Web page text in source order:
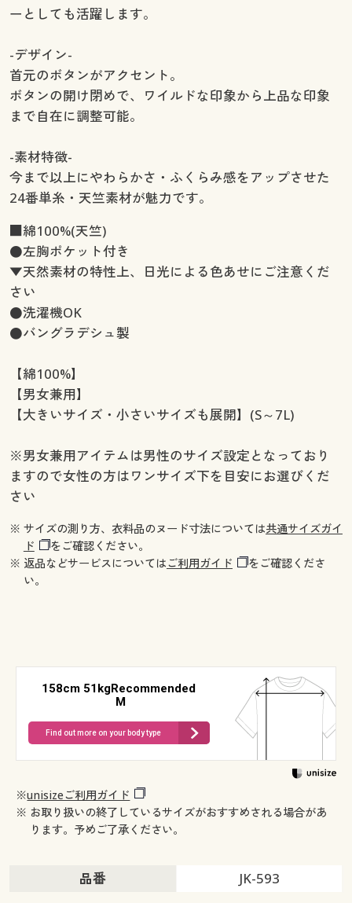
ーとしても活躍します。
-デザイン-
首元のボタンがアクセント。
ボタンの開け閉めで、ワイルドな印象から上品な印象
まで自在に調整可能。
-素材特徴-
今まで以上にやわらかさ・ふくらみ感をアップさせた
24番単糸・天竺素材が魅力です。
■綿100%(天竺)
●左胸ポケット付き
▼天然素材の特性上、日光による色あせにご注意くだ
さい
●洗濯機OK
●バングラデシュ製
【綿100%】
【男女兼用】
【大きいサイズ・小さいサイズも展開】(S～7L)
※男女兼用アイテムは男性のサイズ設定となっており
ますので女性の方はワンサイズ下を目安にお選びくだ
さい
※ サイズの測り方、衣料品のヌード寸法については共通サイズガイ
ド
をご確認ください。
※ 返品などサービスについてはご利用ガイド
をご確認くださ
い。
158cm 51kgRecommended
M
Find out more on your body type
※unisizeご利用ガイド
※ お取り扱いの終了しているサイズがおすすめされる場合があ
ります。予めご了承ください。
品番 JK-593